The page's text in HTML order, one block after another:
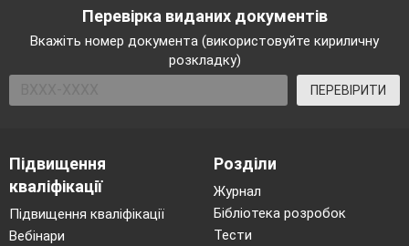
Перевірка виданих документів
Вкажіть номер документа (використовуйте кириличну
розкладку)
ПЕРЕВІРИТИ
Підвищення
кваліфікації
Підвищення кваліфікації
Вебінари
Розділи
Журнал
Бібліотека розробок
Тести